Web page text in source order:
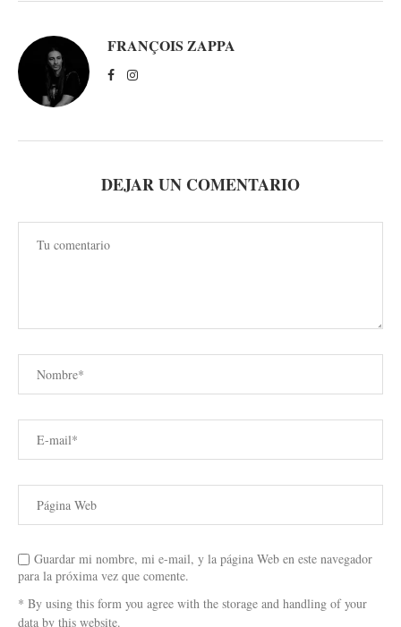
FRANÇOIS ZAPPA
DEJAR UN COMENTARIO
Guardar mi nombre, mi e-mail, y la página Web en este navegador
para la próxima vez que comente.
* By using this form you agree with the storage and handling of your
data by this website.